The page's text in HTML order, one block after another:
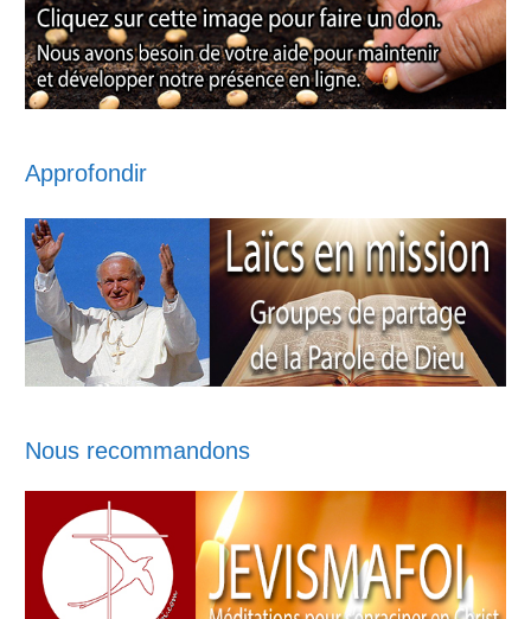
Approfondir
Nous recommandons